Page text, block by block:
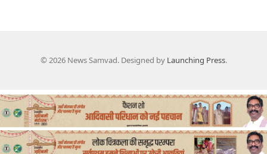
© 2026 News Samvad. Designed by Launching Press.